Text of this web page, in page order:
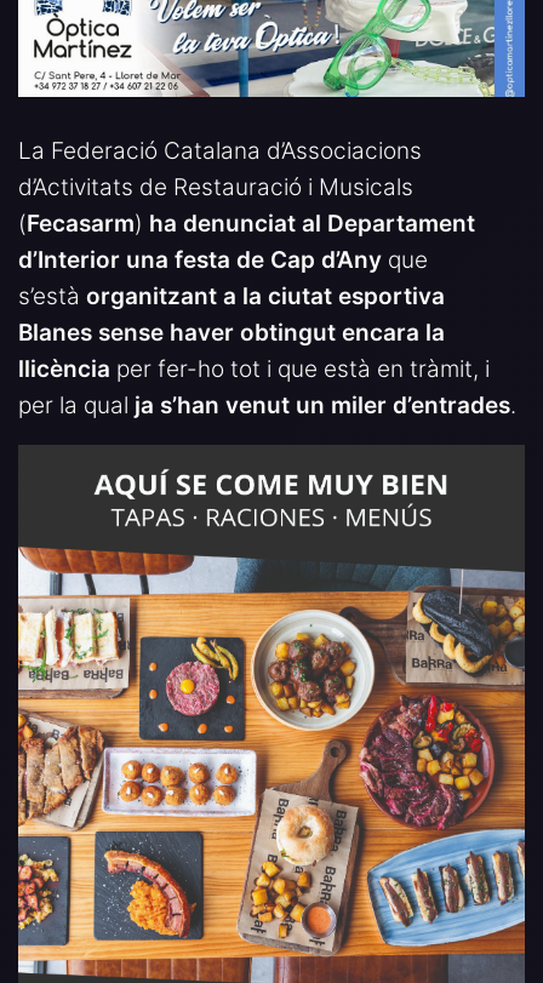
La Federació Catalana d’Associacions
d’Activitats de Restauració i Musicals
(Fecasarm) ha denunciat al Departament
d’Interior una festa de Cap d’Any que
s’està organitzant a la ciutat esportiva
Blanes sense haver obtingut encara la
llicència per fer-ho tot i que està en tràmit, i
per la qual ja s’han venut un miler d’entrades.